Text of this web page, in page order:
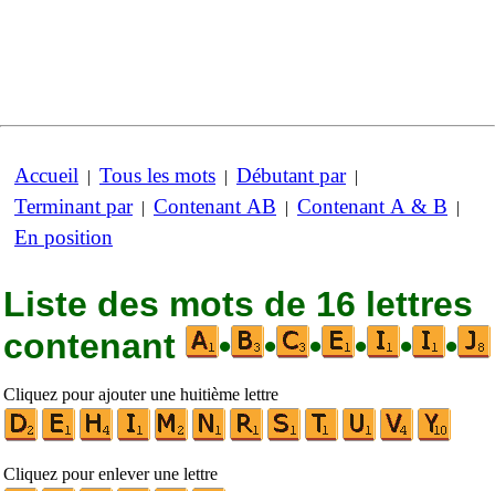
Accueil | Tous les mots | Débutant par|
Terminant par| Contenant AB | Contenant A & B |
En position
Liste des mots de 16 lettres
contenant
• • • • • •
Cliquez pour ajouter une huitième lettre
Cliquez pour enlever une lettre